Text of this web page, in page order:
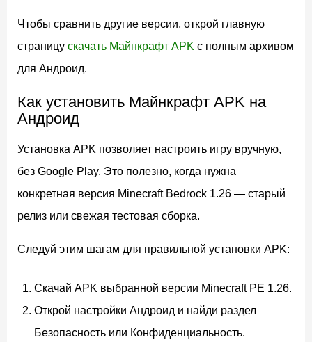
Чтобы сравнить другие версии, открой главную
страницу скачать Майнкрафт APK с полным архивом
для Андроид.
Как установить Майнкрафт APK на
Андроид
Установка APK позволяет настроить игру вручную,
без Google Play. Это полезно, когда нужна
конкретная версия Minecraft Bedrock 1.26 — старый
релиз или свежая тестовая сборка.
Следуй этим шагам для правильной установки APK:
Скачай APK выбранной версии Minecraft PE 1.26.
Открой настройки Андроид и найди раздел
Безопасность или Конфиденциальность.